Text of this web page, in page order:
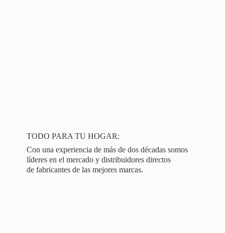
TODO PARA TU HOGAR:
Con una experiencia de más de dos décadas somos
líderes en el mercado y distribuidores directos
de fabricantes de las mejores marcas.